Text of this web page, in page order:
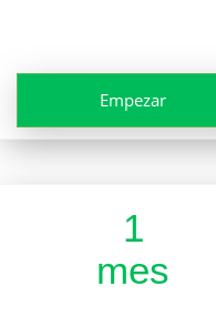
Empezar
1
mes